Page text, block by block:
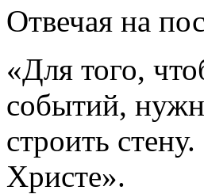
Отвечая на
«Для того,
событий,
строить
Христе».